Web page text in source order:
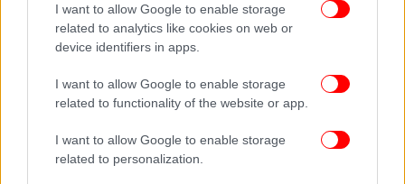
I want to allow Google to enable storage
related to analytics like cookies on web or
device identifiers in apps.
I want to allow Google to enable storage
related to functionality of the website or app.
I want to allow Google to enable storage
related to personalization.
Κυκλάδες, Κρήτη
νεφώσεις κυρίως στα Δυτικά με πιθανότητα
πρόσκαιρων όμβρων.
Άνεμοι: Βόρειοι βορειοδυτικοί 4 με 5 μποφόρ και
τοπικά έως 6 μποφόρ.
Θερμοκρασία: Από 22 έως 31 βαθμούς κελσίου